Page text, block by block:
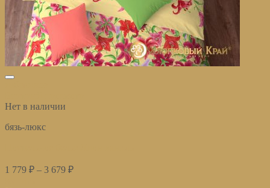
Нет в наличии
бязь-люкс
1 779 ₽ – 3 679 ₽